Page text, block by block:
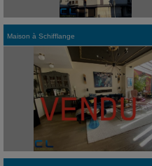
Maison à Schifflange